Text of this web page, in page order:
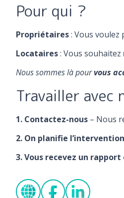
Pour qui ?
Propriétaires: Vous
Locataires: Vous souhaitez
Nous sommes là pourvous
Travailler avec
1. Contactez-nous – Nous
2. On planifie l’intervention
3. Vous recevez un